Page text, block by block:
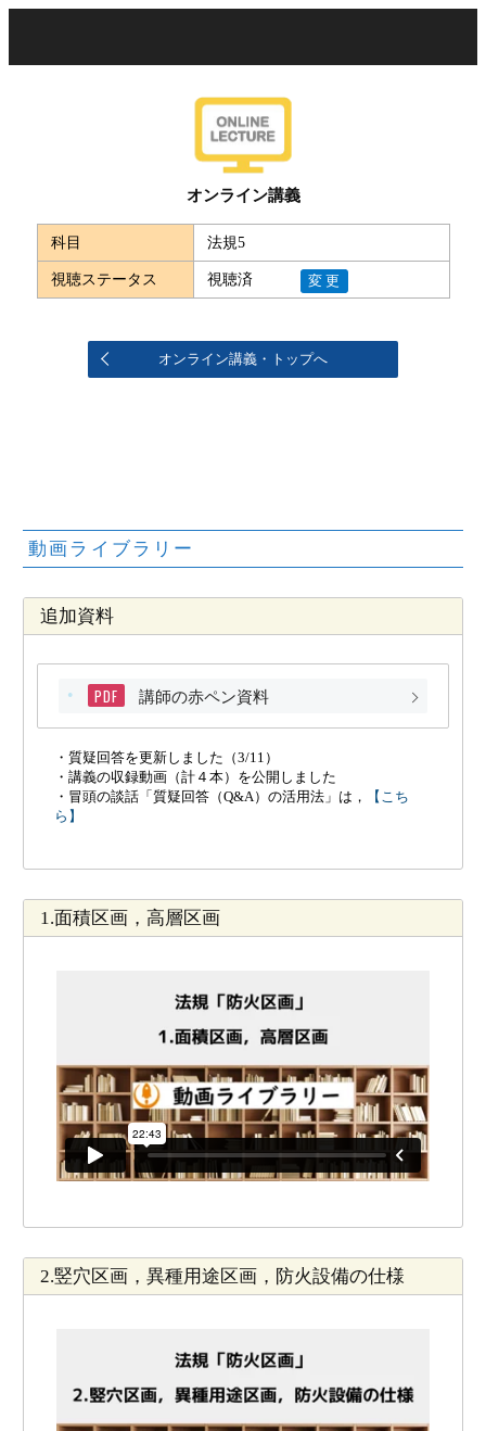
オンライン講義
科目 法規5
視聴ステータス 視聴済 変更
オンライン講義・トップへ
動画ライブラリー
追加資料
PDF 講師の赤ペン資料
・質疑回答を更新しました（3/11）
・講義の収録動画（計４本）を公開しました
・冒頭の談話「質疑回答（Q&A）の活用法」は，
【こち
ら】
1.面積区画，高層区画
2.竪穴区画，異種用途区画，防火設備の仕様